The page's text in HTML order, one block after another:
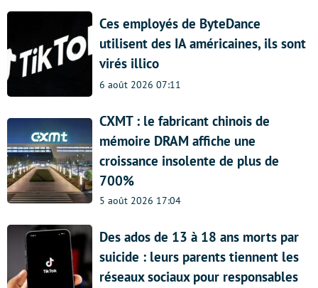
Ces employés de ByteDance
utilisent des IA américaines, ils sont
virés illico
6 août 2026 07:11
CXMT : le fabricant chinois de
mémoire DRAM affiche une
croissance insolente de plus de
700%
5 août 2026 17:04
Des ados de 13 à 18 ans morts par
suicide : leurs parents tiennent les
réseaux sociaux pour responsables